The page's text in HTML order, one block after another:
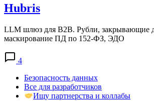
Hubris
LLM шлюз для B2B. Рубли, закрывающие
маскирование ПД по 152-ФЗ, ЭДО
4
Безопасность данных
Все для разработчиков
Ищу партнерства и коллабы